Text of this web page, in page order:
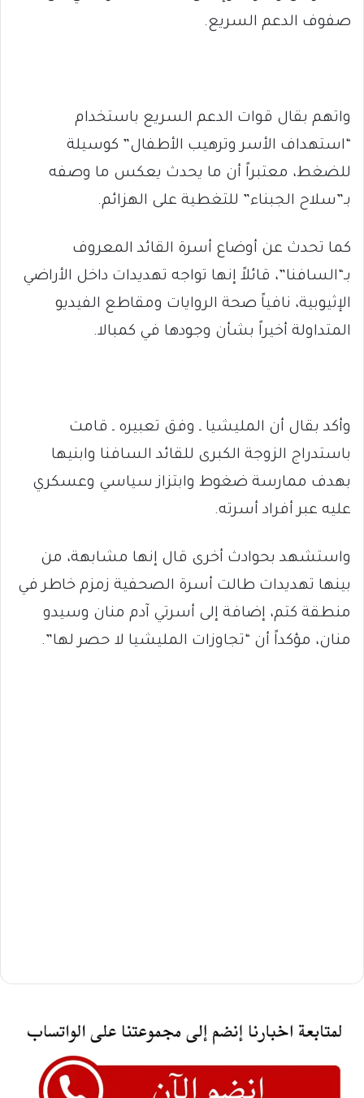
صفوف الدعم السريع.
واتهم بقال قوات الدعم السريع باستخدام
“استهداف الأسر وترهيب الأطفال” كوسيلة
للضغط، معتبراً أن ما يحدث يعكس ما وصفه
بـ”سلاح الجبناء” للتغطية على الهزائم.
كما تحدث عن أوضاع أسرة القائد المعروف
بـ“السافنا”، قائلاً إنها تواجه تهديدات داخل الأراضي
الإثيوبية، نافياً صحة الروايات ومقاطع الفيديو
المتداولة أخيراً بشأن وجودها في كمبالا.
وأكد بقال أن المليشيا ـ وفق تعبيره ـ قامت
باستدراج الزوجة الكبرى للقائد السافنا وابنيها
بهدف ممارسة ضغوط وابتزاز سياسي وعسكري
عليه عبر أفراد أسرته.
واستشهد بحوادث أخرى قال إنها مشابهة، من
بينها تهديدات طالت أسرة الصحفية زمزم خاطر في
منطقة كتم، إضافة إلى أسرتي آدم منان وسيدو
منان، مؤكداً أن “تجاوزات المليشيا لا حصر لها”.